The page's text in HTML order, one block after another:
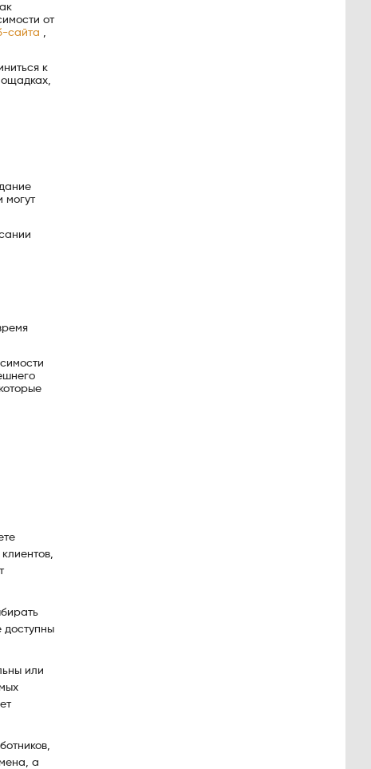
от
сайта ,
к
могут
доступны
или
а